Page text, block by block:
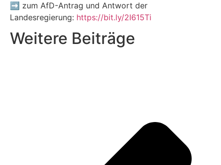
➡️ zum AfD-Antrag und Antwort der
Landesregierung: https://bit.ly/2I615Ti
Weitere Beiträge